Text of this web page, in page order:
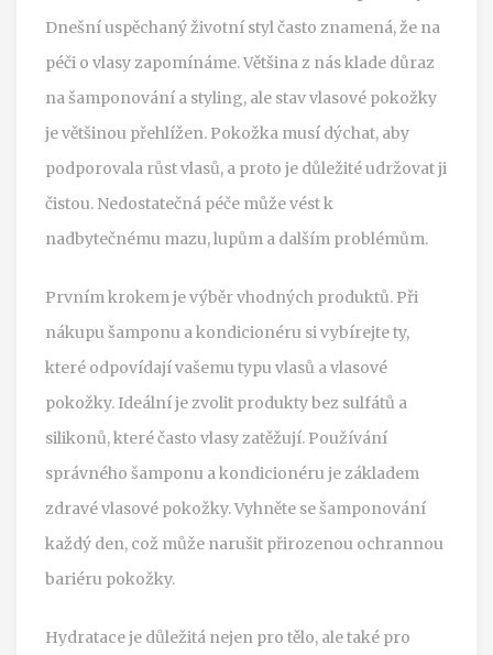
Dnešní uspěchaný životní styl často znamená, že na
péči o vlasy zapomínáme. Většina z nás klade důraz
na šamponování a styling, ale stav vlasové pokožky
je většinou přehlížen. Pokožka musí dýchat, aby
podporovala růst vlasů, a proto je důležité udržovat ji
čistou. Nedostatečná péče může vést k
nadbytečnému mazu, lupům a dalším problémům.
Prvním krokem je výběr vhodných produktů. Při
nákupu šamponu a kondicionéru si vybírejte ty,
které odpovídají vašemu typu vlasů a vlasové
pokožky. Ideální je zvolit produkty bez sulfátů a
silikonů, které často vlasy zatěžují. Používání
správného šamponu a kondicionéru je základem
zdravé vlasové pokožky. Vyhněte se šamponování
každý den, což může narušit přirozenou ochrannou
bariéru pokožky.
Hydratace je důležitá nejen pro tělo, ale také pro